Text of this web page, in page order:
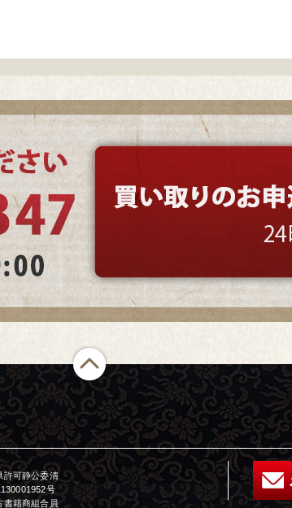
許可静公委清
号
書籍商組合員